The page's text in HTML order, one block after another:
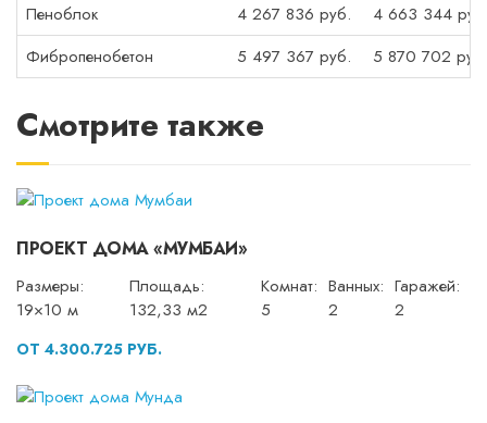
Пеноблок
4 267 836 руб.
4 663 344
Фибропенобетон
5 497 367 руб. 5 870 702 руб.
Смотрите также
ПРОЕКТ ДОМА «МУМБАИ»
Размеры:
19×10 м
Площадь:
132,33 м2
Комнат:
5
Ванных:
2
Гаражей:
2
ОТ 4.300.725 РУБ.